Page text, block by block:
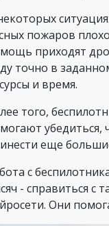
пожаров
приходят
точно в
и время.
того,
убедиться,
еще
с
- справиться с
Они